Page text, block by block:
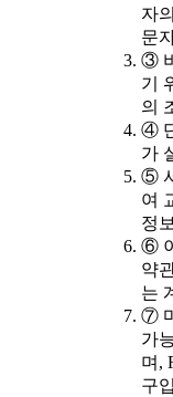
자
문
③
기
의
④
가
⑤
여
정
⑥
약
는
⑦
가
며,
구